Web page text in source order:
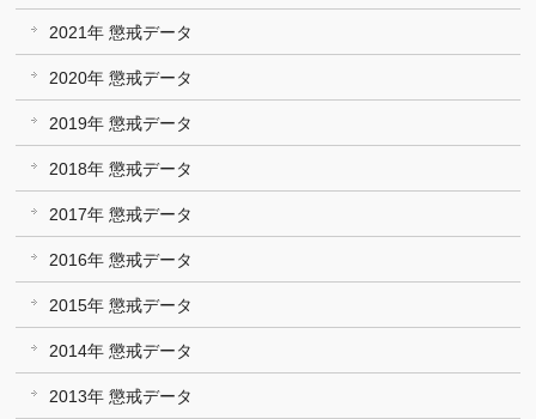
2021年 懲戒データ
2020年 懲戒データ
2019年 懲戒データ
2018年 懲戒データ
2017年 懲戒データ
2016年 懲戒データ
2015年 懲戒データ
2014年 懲戒データ
2013年 懲戒データ